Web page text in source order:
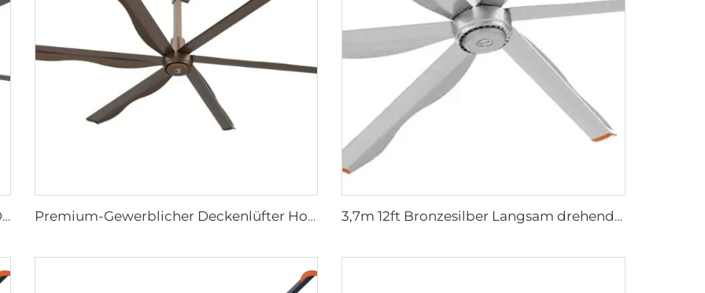
6 Klingen Neues Design Kommerzieller Deckenventilator mit AC-Motor Premium-Gewerblicher Deckenlüfter Hochdurchfluss-Niedrigdrehzahl HVLS aus Aluminiumlegierung für Restaurants und Hotels 380V Spannung 3,7m 12ft Bronzesilber Langsam drehende Aluminiumflügel Dauermagnet-Gewerbeserie Deckenventilatoren für Hotels